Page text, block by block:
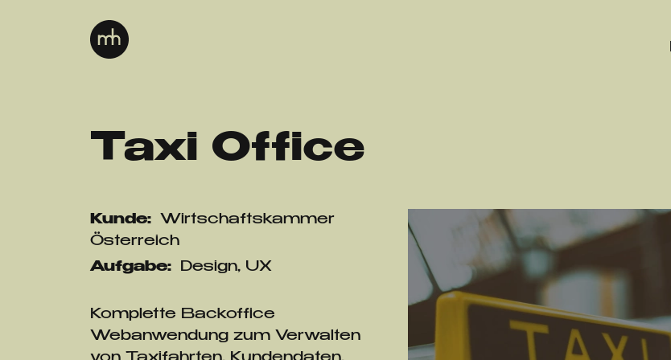
Taxi Office
Kunde:
Wirtschaftskammer
Österreich
Aufgabe:
Design, UX
Komplette Backoffice
Webanwendung zum Verwalten